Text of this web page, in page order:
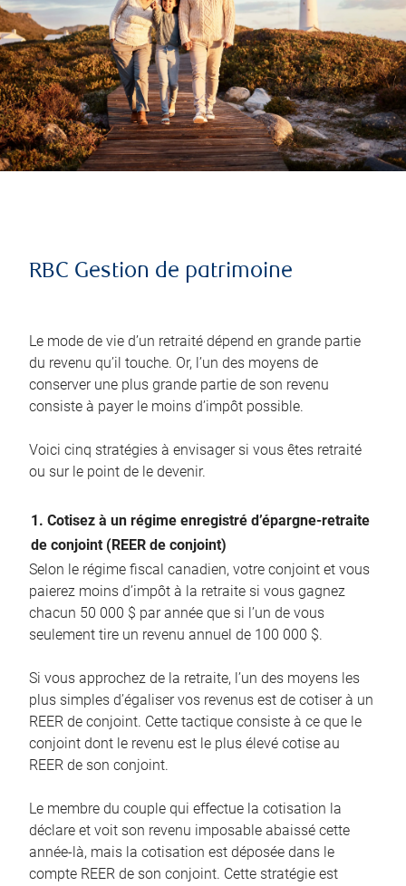
RBC Gestion de patrimoine
Le mode de vie d’un retraité dépend en grande partie
du revenu qu’il touche. Or, l’un des moyens de
conserver une plus grande partie de son revenu
consiste à payer le moins d’impôt possible.
Voici cinq stratégies à envisager si vous êtes retraité
ou sur le point de le devenir.
1. Cotisez à un régime enregistré d’épargne-retraite
de conjoint (REER de conjoint)
Selon le régime fiscal canadien, votre conjoint et vous
paierez moins d’impôt à la retraite si vous gagnez
chacun 50 000 $ par année que si l’un de vous
seulement tire un revenu annuel de 100 000 $.
Si vous approchez de la retraite, l’un des moyens les
plus simples d’égaliser vos revenus est de cotiser à un
REER de conjoint. Cette tactique consiste à ce que le
conjoint dont le revenu est le plus élevé cotise au
REER de son conjoint.
Le membre du couple qui effectue la cotisation la
déclare et voit son revenu imposable abaissé cette
année-là, mais la cotisation est déposée dans le
compte REER de son conjoint. Cette stratégie est